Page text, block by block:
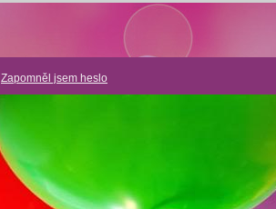
Zapomněl jsem heslo